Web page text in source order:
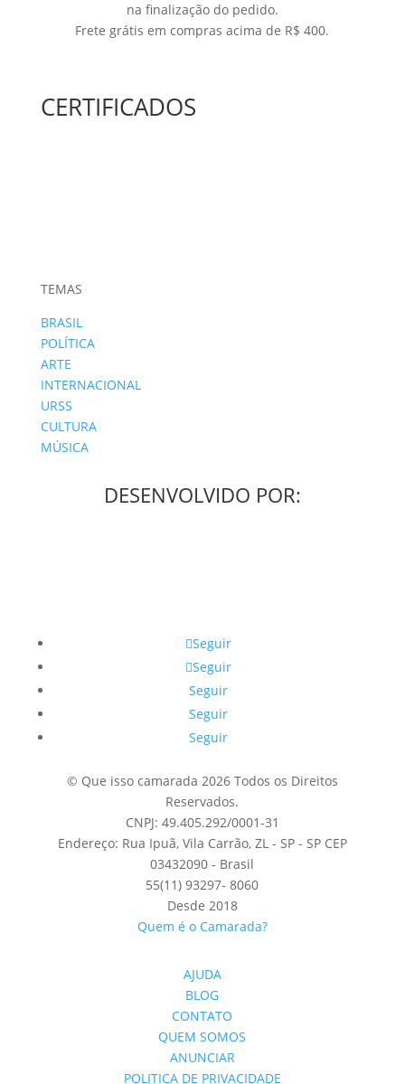
na finalização do pedido.
Frete grátis em compras acima de R$ 400.
CERTIFICADOS
TEMAS
BRASIL
POLÍTICA
ARTE
INTERNACIONAL
URSS
CULTURA
MÚSICA
DESENVOLVIDO POR:
Seguir
Seguir
Seguir
Seguir
Seguir
© Que isso camarada 2026 Todos os Direitos
Reservados.
CNPJ: 49.405.292/0001-31
Endereço: Rua Ipuã, Vila Carrão, ZL - SP - SP CEP
03432090 - Brasil
55(11) 93297- 8060
Desde 2018
Quem é o Camarada?
AJUDA
BLOG
CONTATO
QUEM SOMOS
ANUNCIAR
POLITICA DE PRIVACIDADE